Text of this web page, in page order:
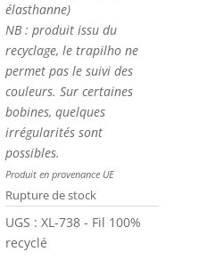
élasthanne)
NB : produit issu du
recyclage, le trapilho ne
permet pas le suivi des
couleurs. Sur certaines
bobines, quelques
irrégularités sont
possibles.
Produit en provenance UE
Rupture de stock
UGS :XL-738 - Fil 100%
recyclé